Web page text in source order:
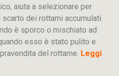
aiuta a selezionare per
dei rottami accumulati.
è sporco o mischiato ad
esso è stato pulito e
del rottame. Leggi